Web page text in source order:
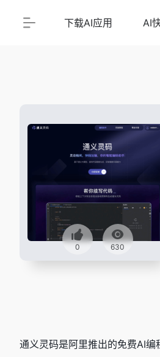
下载AI应用 AI
0 630
通义灵码是阿里推出的免费AI